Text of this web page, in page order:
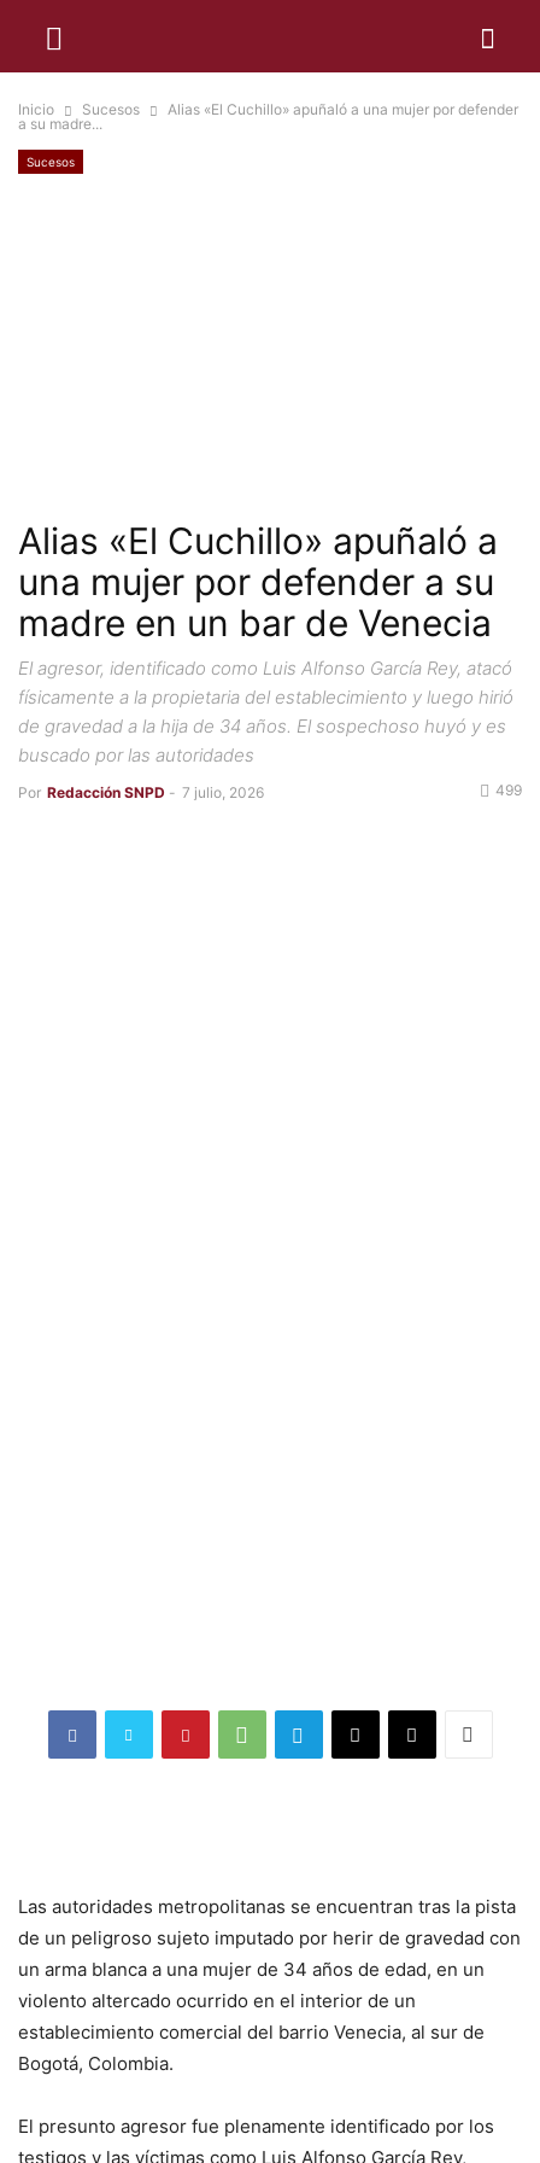
Inicio Sucesos
Alias «El Cuchillo» apuñaló a una mujer por defender
a su madre...
Sucesos
Alias «El Cuchillo» apuñaló a
una mujer por defender a su
madre en un bar de Venecia
El agresor, identificado como Luis Alfonso García Rey, atacó
físicamente a la propietaria del establecimiento y luego hirió
de gravedad a la hija de 34 años. El sospechoso huyó y es
buscado por las autoridades
Por Redacción SNPD - 7 julio, 2026 499
Las autoridades metropolitanas se encuentran tras la pista
de un peligroso sujeto imputado por herir de gravedad con
un arma blanca a una mujer de 34 años de edad, en un
violento altercado ocurrido en el interior de un
establecimiento comercial del barrio Venecia, al sur de
Bogotá, Colombia.
El presunto agresor fue plenamente identificado por los
testigos y las víctimas como Luis Alfonso García Rey,